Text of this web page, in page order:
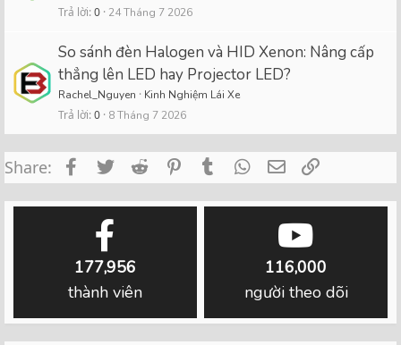
Trả lời 0 24 Tháng 7 2026
So sánh đèn Halogen và HID Xenon: Nâng cấp
thẳng lên LED hay Projector LED?
Rachel_Nguyen Kinh Nghiệm Lái Xe
Trả lời 0 8 Tháng 7 2026
Share: FacebookTwitterReddit PinterestTumblrWhatsApp
Email
177,956
thành viên
116,000
người theo dõi